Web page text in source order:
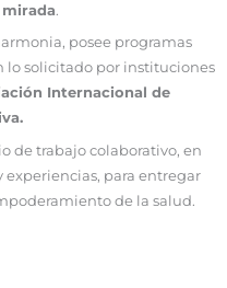
.
posee programas
lo solicitado por instituciones
Internacional de
de trabajo colaborativo, en
experiencias, para entregar
de la salud.